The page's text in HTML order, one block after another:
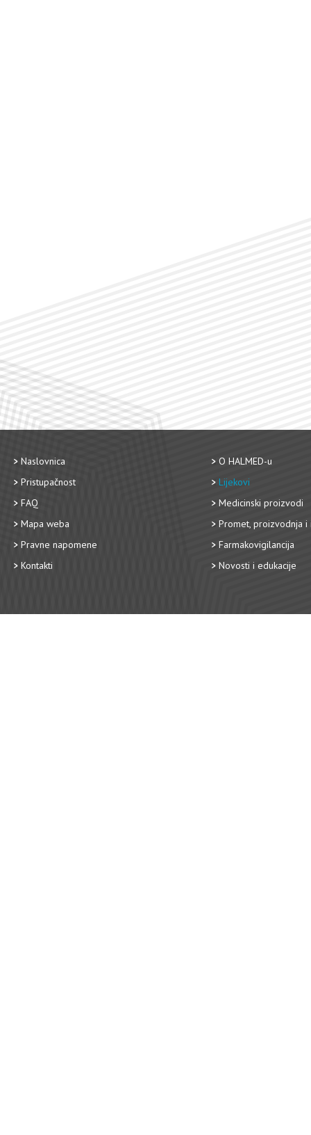
Naslovnica
Pristupačnost
FAQ
Mapa weba
Pravne napomene
Kontakti
O HALMED-u
Lijekovi
Medicinski proizvodi
Promet, proizvodnja i
Farmakovigilancija
Novosti i edukacije